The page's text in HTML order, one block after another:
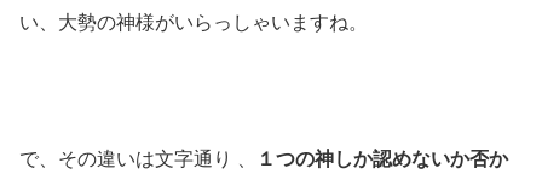
い、大勢の神様がいらっしゃいますね。
で、その違いは文字通り 、
１つの神しか認めないか否か